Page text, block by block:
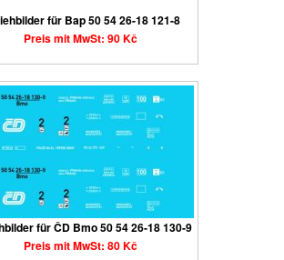
für Bap 50 54 26-18 121-8
Preis mit MwSt: 90 Kč
für ČD Bmo 50 54 26-18 130-9
Preis mit MwSt: 80 Kč